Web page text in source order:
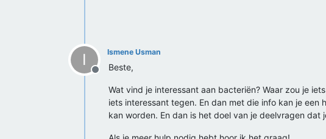
I
Offline
Ismene Usman
Beste,
Wat vind je interessant aan bacteriën? Waar zou je
iets interessant tegen. En dan met die info kan je
kan worden. En dan is het doel van je deelvragen